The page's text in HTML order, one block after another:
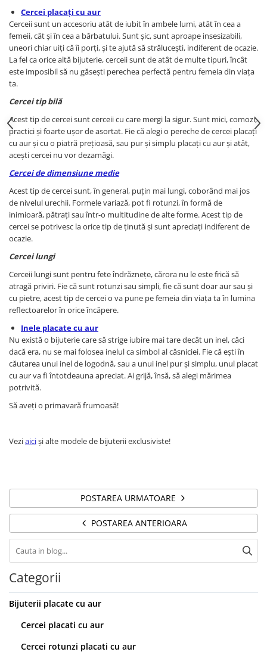
Cercei placați cu aur
Cerceii sunt un accesoriu atât de iubit în ambele lumi, atât în cea a
femeii, cât și în cea a bărbatului. Sunt șic, sunt aproape insesizabili,
uneori chiar uiți că îi porți, și te ajută să strălucești, indiferent de ocazie.
La fel ca orice altă bijuterie, cerceii sunt de atât de multe tipuri, încât
este imposibil să nu găsești perechea perfectă pentru femeia din viața
ta.
Cercei tip bilă
Acest tip de cercei sunt cerceii cu care mergi la sigur. Sunt mici, comozi,
practici și foarte ușor de asortat. Fie că alegi o pereche de cercei placați
cu aur și cu o piatră prețioasă, sau pur și simplu placați cu aur și atât,
acești cercei nu vor dezamăgi.
Cercei de dimensiune medie
Acest tip de cercei sunt, în general, puțin mai lungi, coborând mai jos
de nivelul urechii. Formele variază, pot fi rotunzi, în formă de
inimioară, pătrați sau într-o multitudine de alte forme. Acest tip de
cercei se potrivesc la orice tip de ținută și sunt apreciați indiferent de
ocazie.
Cercei lungi
Cerceii lungi sunt pentru fete îndrăznețe, cărora nu le este frică să
atragă priviri. Fie că sunt rotunzi sau simpli, fie că sunt doar aur sau și
cu pietre, acest tip de cercei o va pune pe femeia din viața ta în lumina
reflectoarelor în orice încăpere.
Inele placate cu aur
Nu există o bijuterie care să strige iubire mai tare decât un inel, căci
dacă era, nu se mai folosea inelul ca simbol al căsniciei. Fie că ești în
căutarea unui inel de logodnă, sau a unui inel pur și simplu, unul placat
cu aur va fi întotdeauna apreciat. Ai grijă, însă, să alegi mărimea
potrivită.
Să aveți o primavară frumoasă!
Veziaiciși alte modele de bijuterii exclusiviste!
POSTAREA URMATOARE
POSTAREA ANTERIOARA
Categorii
Bijuterii placate cu aur
Cercei placati cu aur
Cercei rotunzi placati cu aur